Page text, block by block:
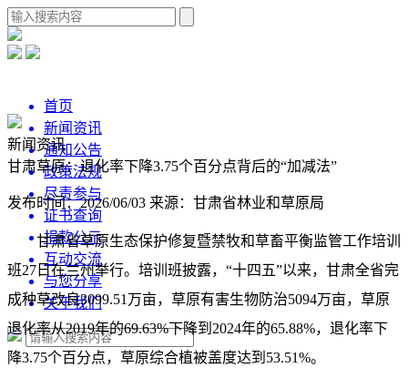
首页
新闻资讯
通知公告
政策法规
尽责参与
证书查询
捐款公示
互动交流
与您分享
关于我们
新闻资讯
甘肃草原：退化率下降3.75个百分点背后的“加减法”
发布时间：2026/06/03 来源：甘肃省林业和草原局
甘肃省草原生态保护修复暨禁牧和草畜平衡监管工作培训
班27日在兰州举行。培训班披露，“十四五”以来，甘肃全省完
成种草改良3099.51万亩，草原有害生物防治5094万亩，草原
退化率从2019年的69.63%下降到2024年的65.88%，退化率下
降3.75个百分点，草原综合植被盖度达到53.51%。